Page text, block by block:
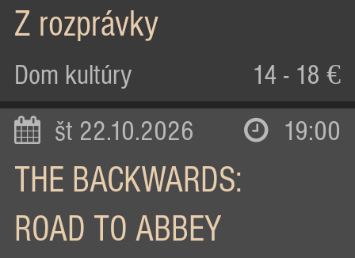
Z rozprávky
Dom kultúry 14 - 18 €
št 22.10.2026 19:00
THE BACKWARDS:
ROAD TO ABBEY